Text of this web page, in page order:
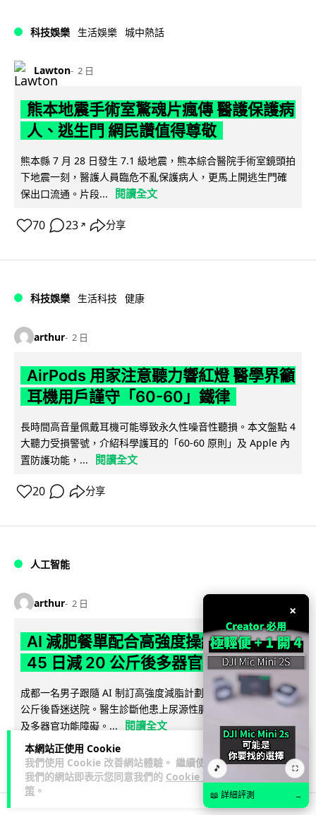
本網站正使用 Cookie
我們使用 Cookie 改善網站體驗。 繼續使用
我們的網站即表示您同意我們的 Cookie 政
策 。
科技娛樂 生活娛樂 城中熱話
Lawton 2 日
熊本地震手術室驚魂片瘋傳 醫護保護病
人、逃生門 網民讚值得尊敬
熊本縣 7 月 28 日發生 7.1 級地震，熊本綜合醫院手術室鏡頭拍
下地震一刻，醫護人員臨危不亂保護病人，更馬上開逃生門確
保出口流通。片段...
閱讀全文
70 23 ↗ 分享
科技娛樂 生活科技 健康
arthur 2 日
AirPods 用家注意聽力響紅燈 醫學界籲
耳機用戶謹守「60-60」鐵律
長時間高音量佩戴耳機可能導致永久性噪音性聽損。本文盤點 4
大聽力受損警號，介紹科學護耳的「60-60 原則」及 Apple 內
置防護功能，...
閱讀全文
20 分享
人工智能
arthur 2 日
AI 減肥餐單配合高強度操練 成都男
45 日減 20 公斤後多器官衰竭
成都一名男子跟隨 AI 制訂高強度減脂計劃，45 日內減去約 20
公斤後昏迷送院。醫生診斷他患上尿源性膿毒症、膿毒性休克
及多器官功能障礙。...
閱讀全文
23 4↗ 分享
×
🎵 ⛶
📖 詳細評測 →